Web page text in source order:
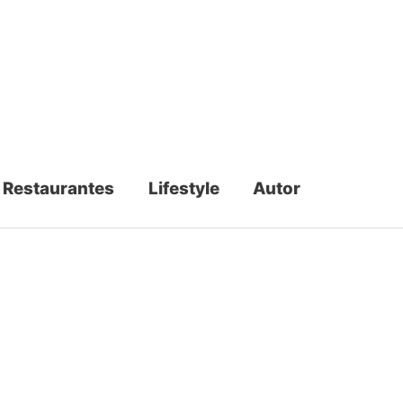
Restaurantes Lifestyle Autor